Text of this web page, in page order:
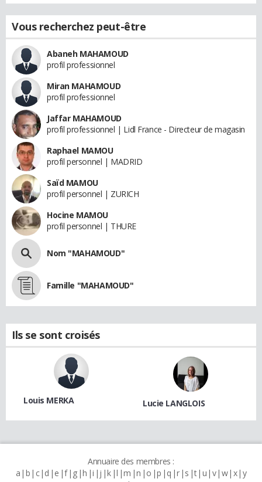
Vous recherchez peut-être
Abaneh MAHAMOUD
profil professionnel
Miran MAHAMOUD
profil professionnel
Jaffar MAHAMOUD
profil professionnel | Lidl France - Directeur de magasin
Raphael MAMOU
profil personnel | MADRID
Saïd MAMOU
profil personnel | ZURICH
Hocine MAMOU
profil personnel | THURE
Nom "MAHAMOUD"
Famille "MAHAMOUD"
Ils se sont croisés
Louis MERKA Lucie LANGLOIS
Annuaire des membres :
a b c d e f g h i j k l m n o p q r s t u v w x y